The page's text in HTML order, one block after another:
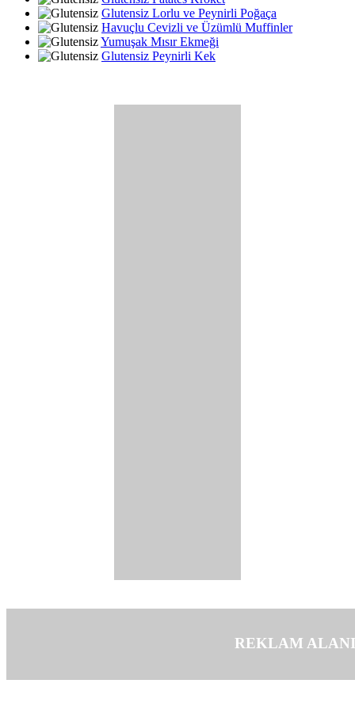
Glutensiz Lorlu ve Peynirli Poğaça
Havuçlu Cevizli ve Üzümlü Muffinler
Yumuşak Mısır Ekmeği
Glutensiz Peynirli Kek
REKLAM ALANI